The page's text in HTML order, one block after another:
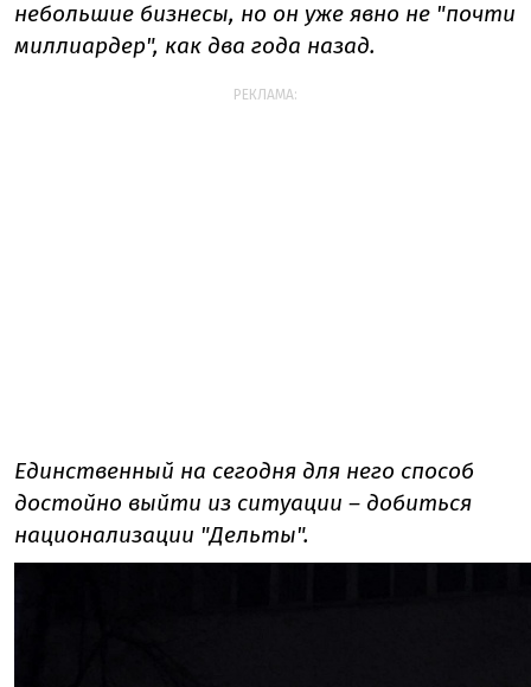
небольшие бизнесы, но он уже явно не "почти
миллиардер", как два года назад.
РЕКЛАМА:
Единственный на сегодня для него способ
достойно выйти из ситуации – добиться
национализации "Дельты".